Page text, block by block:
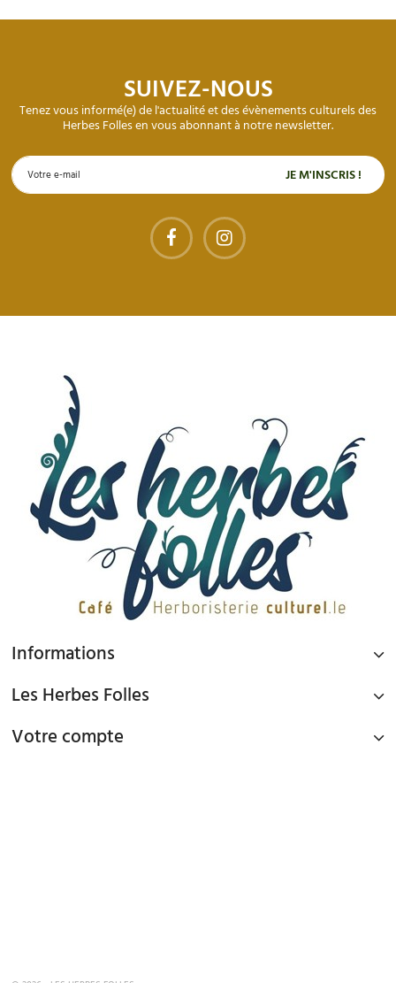
SUIVEZ-NOUS
Tenez vous informé(e) de l'actualité et des évènements culturels des
Herbes Folles en vous abonnant à notre newsletter.
Informations
Les Herbes Folles
Votre compte